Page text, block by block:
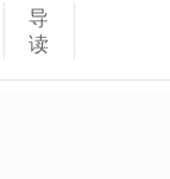
导
读